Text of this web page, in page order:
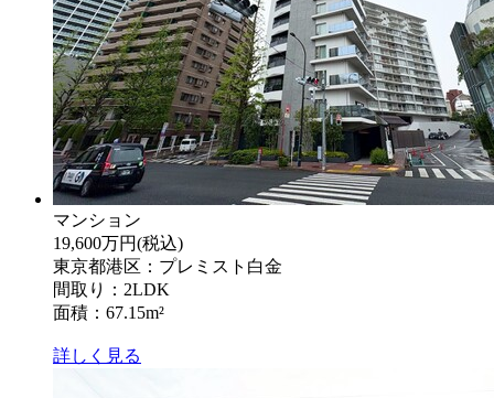
マンション
19,600万円(税込)
東京都港区：プレミスト白金
間取り：2LDK
面積：67.15m²
詳しく見る